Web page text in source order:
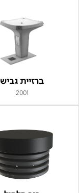
ברזיית גביש
2001